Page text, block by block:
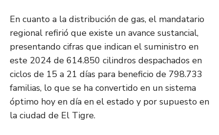
En cuanto a la distribución de gas, el mandatario
regional refirió que existe un avance sustancial,
presentando cifras que indican el suministro en
este 2024 de 614.850 cilindros despachados en
ciclos de 15 a 21 días para beneficio de 798.733
familias, lo que se ha convertido en un sistema
óptimo hoy en día en el estado y por supuesto en
la ciudad de El Tigre.